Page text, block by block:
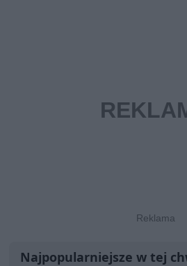
Najpopularniejsze w tej